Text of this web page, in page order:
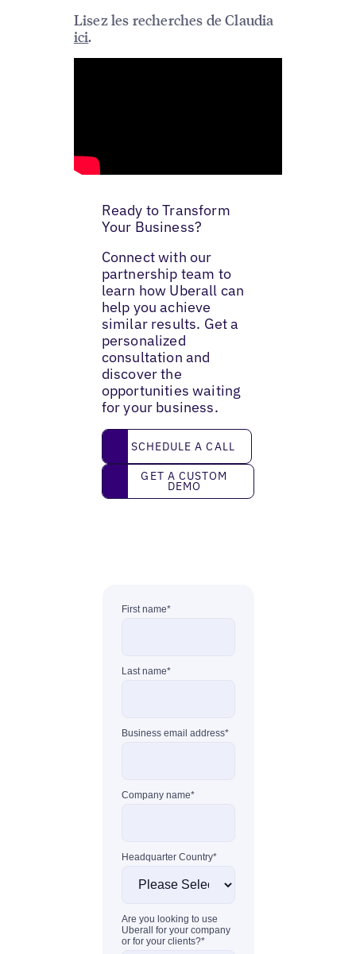
Lisez les recherches de Claudia
ici.
Ready to Transform
Your Business?
Connect with our
partnership team to
learn how Uberall can
help you achieve
similar results. Get a
personalized
consultation and
discover the
opportunities waiting
for your business.
Schedule a call
SCHEDULE A CALL
Get a custom demo
GET A CUSTOM
DEMO